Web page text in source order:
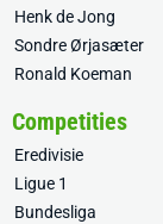
Henk de Jong
Sondre Ørjasæter
Ronald Koeman
Competities
Eredivisie
Ligue 1
Bundesliga